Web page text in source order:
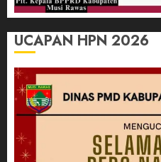
UCAPAN HPN 2026